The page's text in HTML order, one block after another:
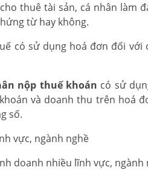
thuê tài sản, cá nhân làm
từ hay không.
có sử dụng hoá đơn đối
nộp thuế khoán có sử
và doanh thu trên hoá
số.
vực, ngành nghề
doanh nhiều lĩnh vực,